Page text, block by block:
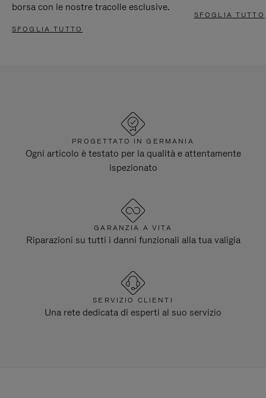
borsa con le nostre tracolle esclusive.
SFOGLIA TUTTO
SFOGLIA TUTTO
PROGETTATO IN GERMANIA
Ogni articolo è testato per la qualità e attentamente
ispezionato
GARANZIA A VITA
Riparazioni su tutti i danni funzionali alla tua valigia
SERVIZIO CLIENTI
Una rete dedicata di esperti al suo servizio